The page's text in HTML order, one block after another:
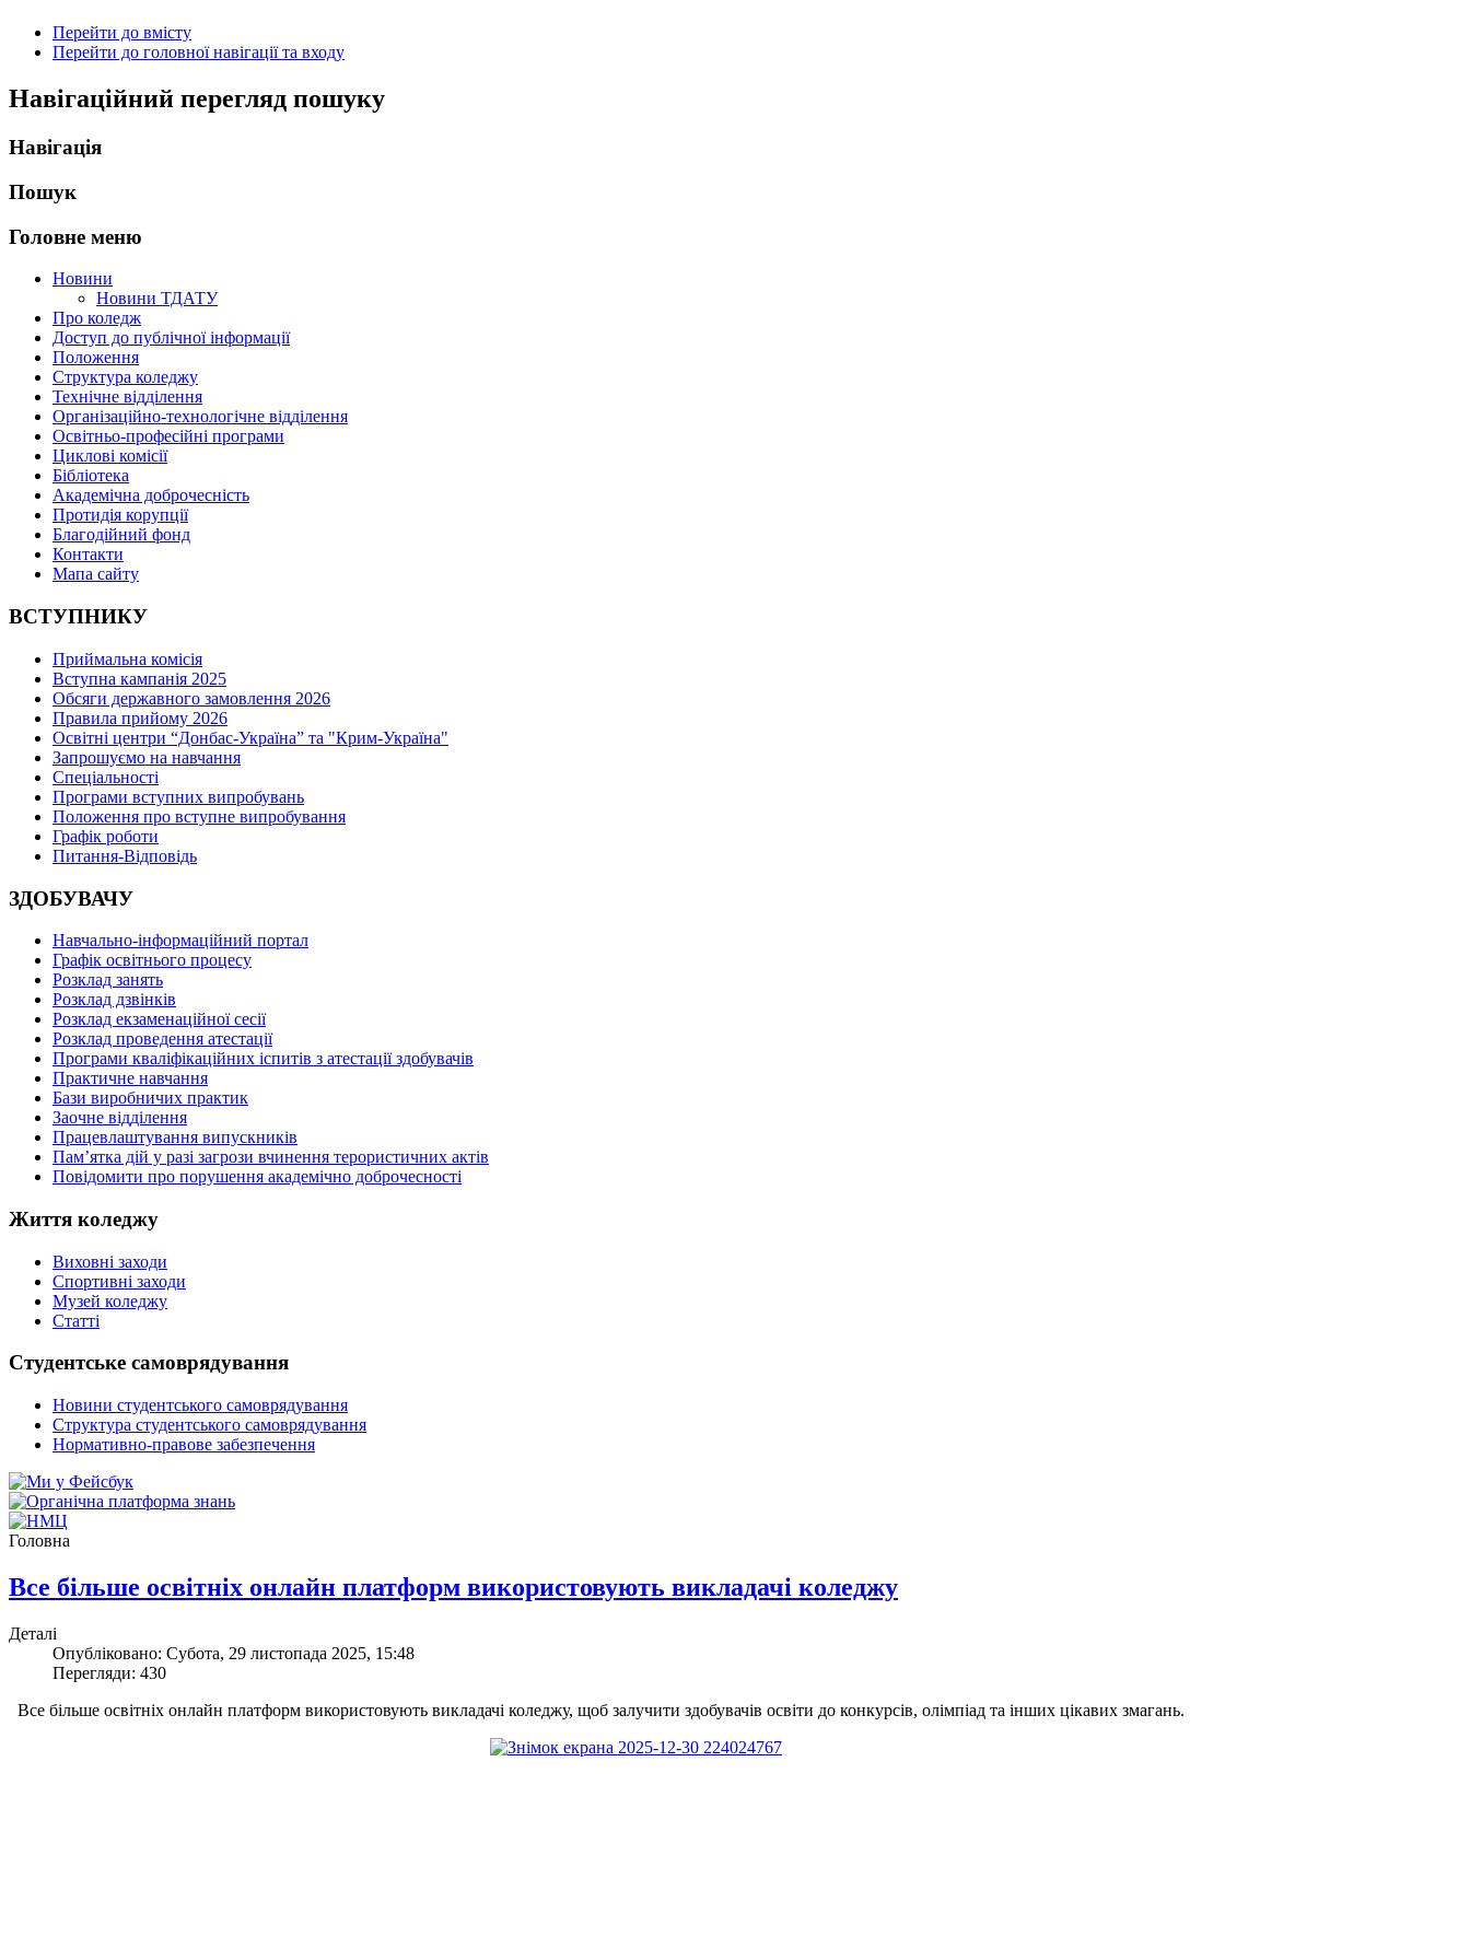
Перейти до вмісту
Перейти до головної навігації та входу
Навігаційний перегляд пошуку
Навігація
Пошук
Головне меню
Новини
Новини ТДАТУ
Про коледж
Доступ до публічної інформації
Положення
Структура коледжу
Технічне відділення
Організаційно-технологічне відділення
Освітньо-професійні програми
Циклові комісії
Бібліотека
Академічна доброчесність
Протидія корупції
Благодійний фонд
Контакти
Мапа сайту
ВСТУПНИКУ
Приймальна комісія
Вступна кампанія 2025
Обсяги державного замовлення 2026
Правила прийому 2026
Освітні центри “Донбас-Україна” та "Крим-Україна"
Запрошуємо на навчання
Спеціальності
Програми вступних випробувань
Положення про вступне випробування
Графік роботи
Питання-Відповідь
ЗДОБУВАЧУ
Навчально-інформаційний портал
Графік освітнього процесу
Розклад занять
Розклад дзвінків
Розклад екзаменаційної сесії
Розклад проведення атестації
Програми кваліфікаційних іспитів з атестації здобувачів
Практичне навчання
Бази виробничих практик
Заочне відділення
Працевлаштування випускників
Пам’ятка дій у разі загрози вчинення терористичних актів
Повідомити про порушення академічно доброчесності
Життя коледжу
Виховні заходи
Спортивні заходи
Музей коледжу
Статті
Студентське самоврядування
Новини студентського самоврядування
Структура студентського самоврядування
Нормативно-правове забезпечення
Головна
Все більше освітніх онлайн платформ використовують викладачі коледжу
Деталі
Опубліковано: Субота, 29 листопада 2025, 15:48
Перегляди: 430
Все більше освітніх онлайн платформ використовують викладачі коледжу, щоб залучити здобувачів освіти до конкурсів, олімпіад та інших цікавих змагань.